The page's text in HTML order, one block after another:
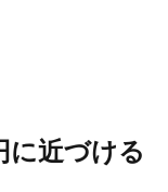
に近づける